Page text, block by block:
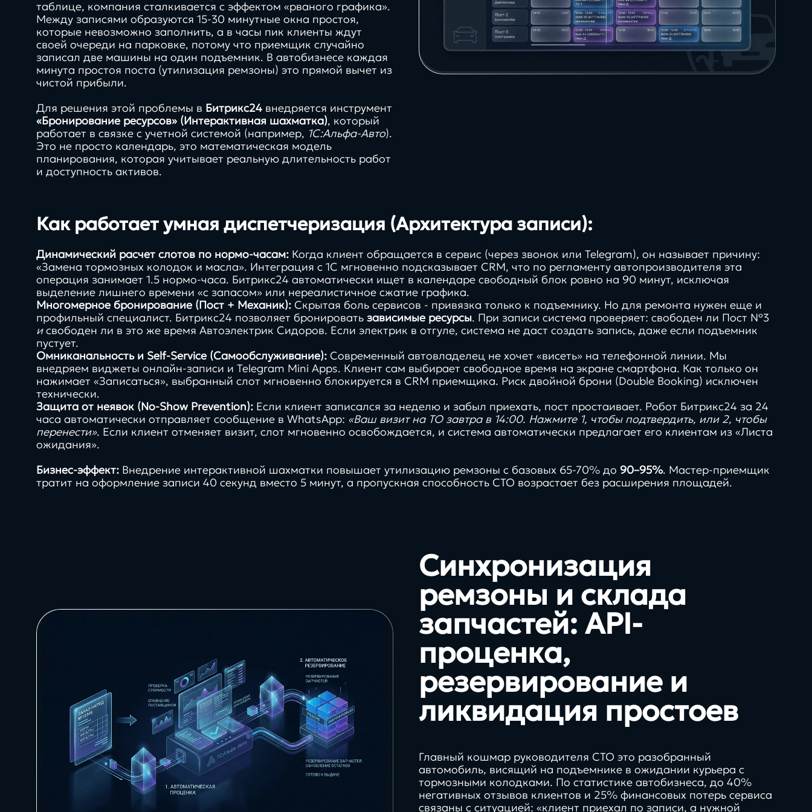
таблице, компания сталкивается с эффектом «рваного графика».
Между записями образуются 15-30 минутные окна простоя,
которые невозможно заполнить, а в часы пик клиенты ждут
своей очереди на парковке, потому что приемщик случайно
записал две машины на один подъемник. В автобизнесе каждая
минута простоя поста (утилизация ремзоны) это прямой вычет из
чистой прибыли.
Для решения этой проблемы в Битрикс24 внедряется инструмент
«Бронирование ресурсов» (Интерактивная шахматка), который
работает в связке с учетной системой (например, 1С:Альфа-Авто).
Это не просто календарь, это математическая модель
планирования, которая учитывает реальную длительность работ
и доступность активов.
Как работает умная диспетчеризация (Архитектура записи):
Динамический расчет слотов по нормо-часам: Когда клиент обращается в сервис (через звонок или Telegram), он называет причину:
«Замена тормозных колодок и масла». Интеграция с 1С мгновенно подсказывает CRM, что по регламенту автопроизводителя эта
операция занимает 1.5 нормо-часа. Битрикс24 автоматически ищет в календаре свободный блок ровно на 90 минут, исключая
выделение лишнего времени «с запасом» или нереалистичное сжатие графика.
Многомерное бронирование (Пост + Механик): Скрытая боль сервисов - привязка только к подъемнику. Но для ремонта нужен еще и
профильный специалист. Битрикс24 позволяет бронировать зависимые ресурсы. При записи система проверяет: свободен ли Пост №3
исвободен ли в это же время Автоэлектрик Сидоров. Если электрик в отгуле, система не даст создать запись, даже если подъемник
пустует.
Омниканальность и Self-Service (Самообслуживание): Современный автовладелец не хочет «висеть» на телефонной линии. Мы
внедряем виджеты онлайн-записи и Telegram Mini Apps. Клиент сам выбирает свободное время на экране смартфона. Как только он
нажимает «Записаться», выбранный слот мгновенно блокируется в CRM приемщика. Риск двойной брони (Double Booking) исключен
технически.
Защита от неявок (No-Show Prevention): Если клиент записался за неделю и забыл приехать, пост простаивает. Робот Битрикс24 за 24
часа автоматически отправляет сообщение в WhatsApp: «Ваш визит на ТО завтра в 14:00. Нажмите 1, чтобы подтвердить, или 2, чтобы
перенести». Если клиент отменяет визит, слот мгновенно освобождается, и система автоматически предлагает его клиентам из «Листа
ожидания».
Бизнес-эффект: Внедрение интерактивной шахматки повышает утилизацию ремзоны с базовых 65-70% до 90–95%. Мастер-приемщик
тратит на оформление записи 40 секунд вместо 5 минут, а пропускная способность СТО возрастает без расширения площадей.
Синхронизация
ремзоны и склада
запчастей: API-
проценка,
резервирование и
ликвидация простоев
Главный кошмар руководителя СТО это разобранный
автомобиль, висящий на подъемнике в ожидании курьера с
тормозными колодками. По статистике автобизнеса, до 40%
негативных отзывов клиентов и 25% финансовых потерь сервиса
связаны с ситуацией: «клиент приехал по записи, а нужной